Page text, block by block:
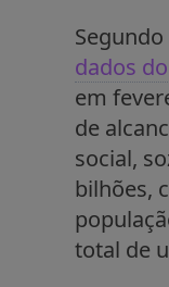
Segundo
dados
em
de
social,
bilhões,
total de